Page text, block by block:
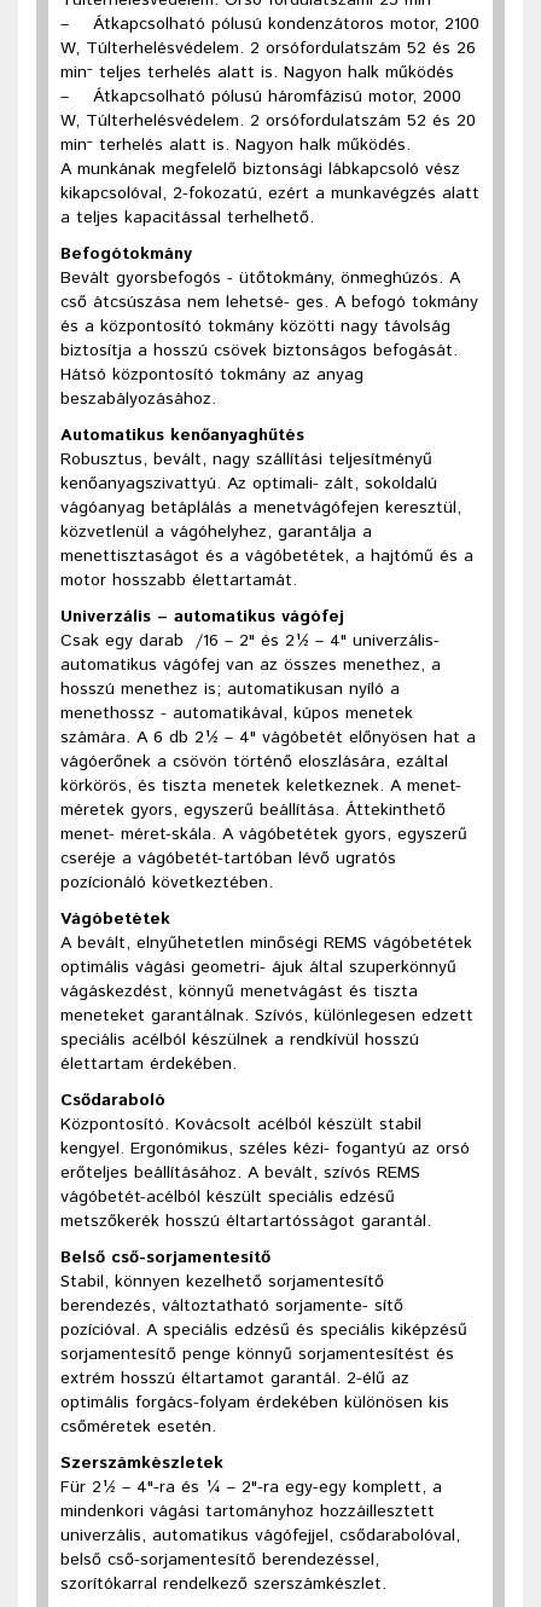
–
Átkapcsolható pólusú kondenzátoros motor, 2100
W, Túlterhelésvédelem. 2 orsófordulatszám 52 és 26
min- teljes terhelés alatt is. Nagyon halk működés
–
Átkapcsolható pólusú háromfázisú motor, 2000
W, Túlterhelésvédelem. 2 orsófordulatszám 52 és 20
min- terhelés alatt is. Nagyon halk működés.
A munkának megfelelő biztonsági lábkapcsoló vész
kikapcsolóval, 2-fokozatú, ezért a munkavégzés alatt
a teljes kapacitással terhelhető.
Befogótokmány
Bevált gyorsbefogós - ütőtokmány, önmeghúzós. A
cső átcsúszása nem lehetsé- ges. A befogó tokmány
és a központosító tokmány közötti nagy távolság
biztosítja a hosszú csövek biztonságos befogását.
Hátsó központosító tokmány az anyag
beszabályozásához.
Automatikus kenőanyaghűtés
Robusztus, bevált, nagy szállítási teljesítményű
kenőanyagszivattyú. Az optimali- zált, sokoldalú
vágóanyag betáplálás a menetvágófejen keresztül,
közvetlenül a vágóhelyhez, garantálja a
menettisztaságot és a vágóbetétek, a hajtómű és a
motor hosszabb élettartamát.
Univerzális – automatikus vágófej
Csak egy darab /16 – 2" és 2½ – 4" univerzális-
automatikus vágófej van az összes menethez, a
hosszú menethez is; automatikusan nyíló a
menethossz - automatikával, kúpos menetek
számára. A 6 db 2½ – 4" vágóbetét előnyösen hat a
vágóerőnek a csövön történő eloszlására, ezáltal
körkörös, és tiszta menetek keletkeznek. A menet-
méretek gyors, egyszerű beállítása. Áttekinthető
menet- méret-skála. A vágóbetétek gyors, egyszerű
cseréje a vágóbetét-tartóban lévő ugratós
pozícionáló következtében.
Vágóbetétek
A bevált, elnyűhetetlen minőségi REMS vágóbetétek
optimális vágási geometri- ájuk által szuperkönnyű
vágáskezdést, könnyű menetvágást és tiszta
meneteket garantálnak. Szívós, különlegesen edzett
speciális acélból készülnek a rendkívül hosszú
élettartam érdekében.
Csődaraboló
Központosító. Kovácsolt acélból készült stabil
kengyel. Ergonómikus, széles kézi- fogantyú az orsó
erőteljes beállításához. A bevált, szívós REMS
vágóbetét-acélból készült speciális edzésű
metszőkerék hosszú éltartartósságot garantál.
Belső cső-sorjamentesítő
Stabil, könnyen kezelhető sorjamentesítő
berendezés, változtatható sorjamente- sítő
pozícióval. A speciális edzésű és speciális kiképzésű
sorjamentesítő penge könnyű sorjamentesítést és
extrém hosszú éltartamot garantál. 2-élű az
optimális forgács-folyam érdekében különösen kis
csőméretek esetén.
Szerszámkészletek
Für 2½ – 4"-ra és ¼ – 2"-ra egy-egy komplett, a
mindenkori vágási tartományhoz hozzáillesztett
univerzális, automatikus vágófejjel, csődarabolóval,
belső cső-sorjamentesítő berendezéssel,
szorítókarral rendelkező szerszámkészlet.